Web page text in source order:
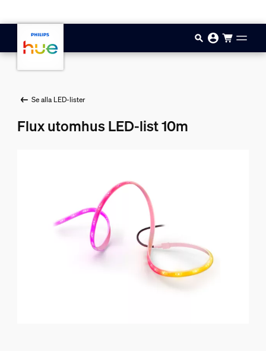
Se alla LED-lister
Flux utomhus LED-list 10m